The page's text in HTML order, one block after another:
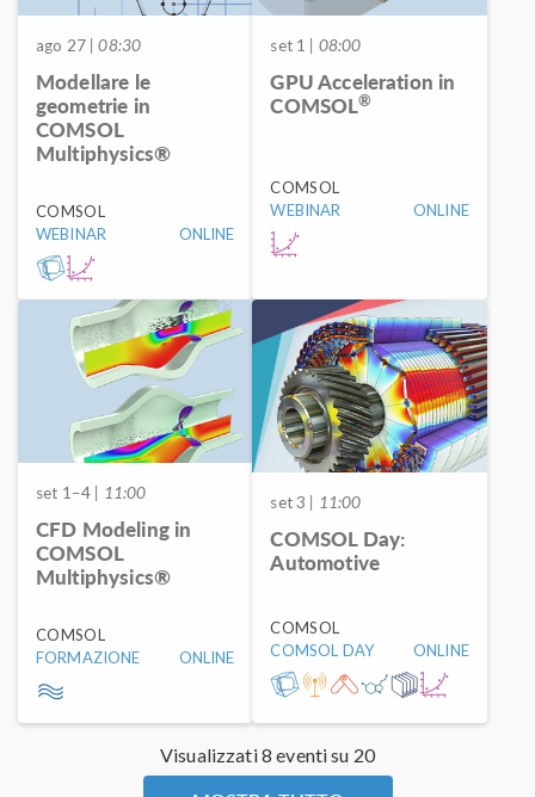
ago 27| 08:30
Modellare le
geometrie in
COMSOL
Multiphysics®
COMSOL
WEBINAR
ONLINE
set 1 | 08:00
GPU Acceleration in
COMSOL®
COMSOL
WEBINAR
ONLINE
set 1–4 | 11:00
CFD Modeling in
COMSOL
Multiphysics®
COMSOL
FORMAZIONE
ONLINE
set 3 | 11:00
COMSOL Day:
Automotive
COMSOL
COMSOL DAY
ONLINE
Visualizzati 8 eventi su 20